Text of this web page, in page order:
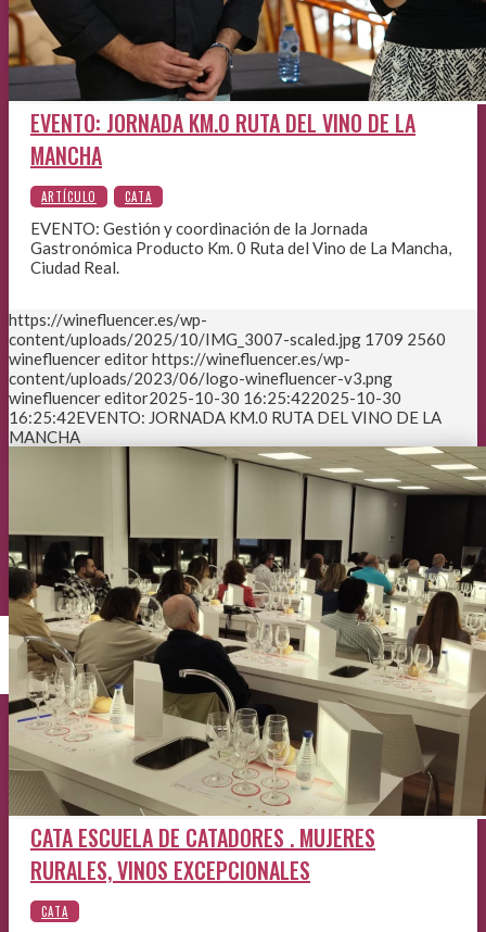
EVENTO: JORNADA KM.0 RUTA DEL VINO DE LA
MANCHA
EVENTO: Gestión y coordinación de la Jornada
Gastronómica Producto Km. 0 Ruta del Vino de La Mancha,
Ciudad Real.
https://winefluencer.es/wp-
content/uploads/2025/10/IMG_3007-scaled.jpg 1709 2560
winefluencer editorhttps://winefluencer.es/wp-
content/uploads/2023/06/logo-winefluencer-v3.png
winefluencer editor2025-10-30 16:25:422025-10-30
16:25:42EVENTO: JORNADA KM.0 RUTA DEL VINO DE LA
MANCHA
CATA ESCUELA DE CATADORES . MUJERES
RURALES, VINOS EXCEPCIONALES